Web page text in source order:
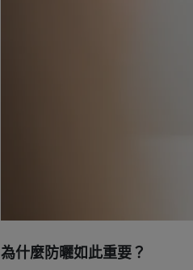
為什麼防曬如此重要？